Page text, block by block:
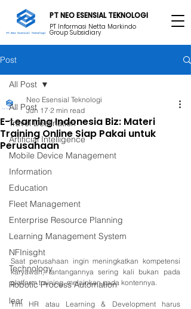
PT Informasi Netta Markindo
Group Subsidiary
PT NEO ESENSIAL TEKNOLOGI
Post
All Post
Travel Destination
Artificial Intelligence
Mobile Device Management
Information
Education
Fleet Management
Enterprise Resource Planning
Learning Management System
NFInisght
Technology
Robotic Process Automation
lear
All Post
E-Learning Indonesia Biz: Materi
Training Online Siap Pakai untuk
Perusahaan
Neo Esensial Teknologi
Jun 17 2 min read
Saat perusahaan ingin meningkatkan kompetensi
karyawan, tantangannya sering kali bukan pada
platform training, melainkan pada kontennya.
Tim HR atau Learning & Development harus